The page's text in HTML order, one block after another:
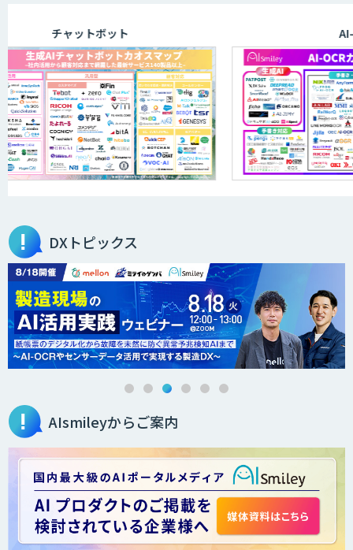
チャットボット AI-
DXトピックス
AIsmileyからご案内